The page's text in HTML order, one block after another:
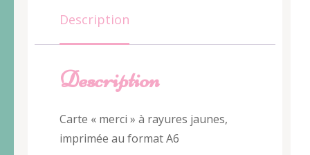
Description
Description
Carte « merci » à rayures jaunes,
imprimée au format A6